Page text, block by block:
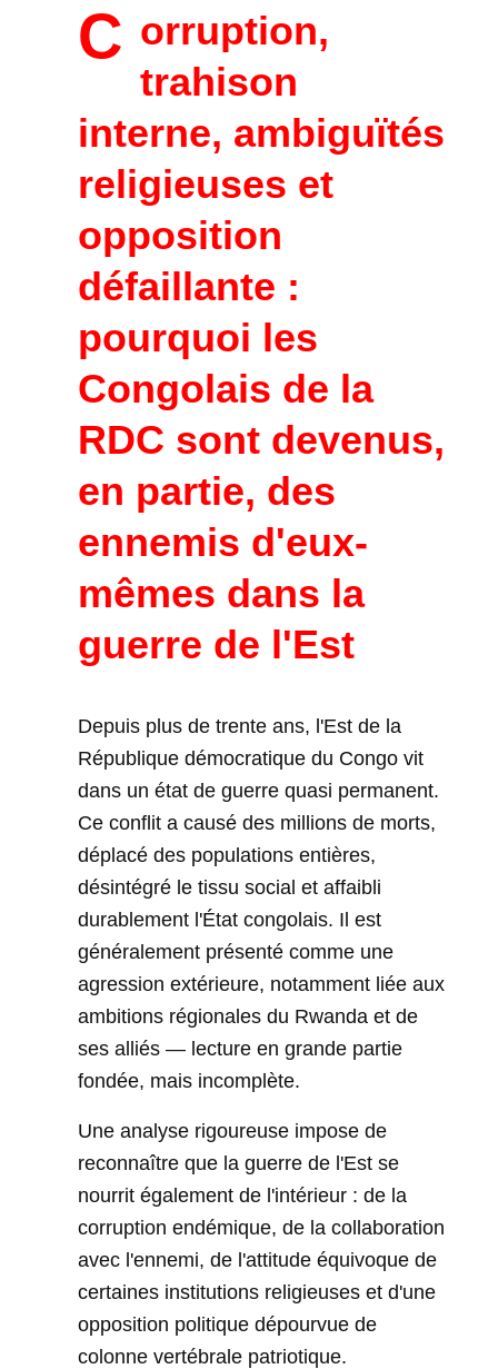
C orruption,
trahison
interne, ambiguïtés
religieuses et
opposition
défaillante :
pourquoi les
Congolais de la
RDC sont devenus,
en partie, des
ennemis d'eux-
mêmes dans la
guerre de l'Est
Depuis plus de trente ans, l'Est de la
République démocratique du Congo vit
dans un état de guerre quasi permanent.
Ce conflit a causé des millions de morts,
déplacé des populations entières,
désintégré le tissu social et affaibli
durablement l'État congolais. Il est
généralement présenté comme une
agression extérieure, notamment liée aux
ambitions régionales du Rwanda et de
ses alliés — lecture en grande partie
fondée, mais incomplète.
Une analyse rigoureuse impose de
reconnaître que la guerre de l'Est se
nourrit également de l'intérieur : de la
corruption endémique, de la collaboration
avec l'ennemi, de l'attitude équivoque de
certaines institutions religieuses et d'une
opposition politique dépourvue de
colonne vertébrale patriotique.